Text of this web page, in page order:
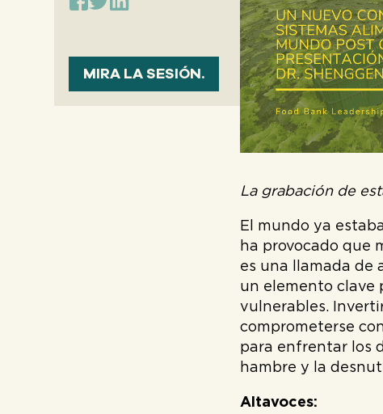
MIRA LA SESIÓN.
La grabación de
El mundo ya
ha provocado que
es una llamada de
un elemento clave
vulnerables.
comprometerse
para enfrentar los
hambre y la
Altavoces: